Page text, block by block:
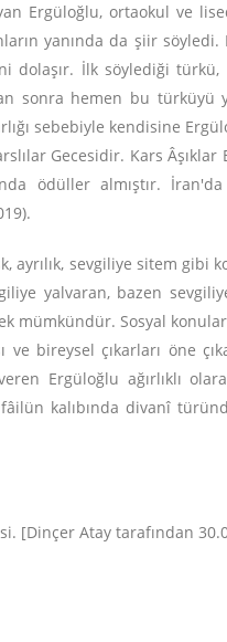
Ergüloğlu, ortaokul ve
yanında da şiir söyledi.
dolaşır. İlk söylediği
sonra hemen bu
sebebiyle kendisine
Gecesidir. Kars Âşıklar
ödüller almıştır.
sevgiliye sitem gibi
yalvaran, bazen
mümkündür. Sosyal
bireysel çıkarları öne
Ergüloğlu ağırlıklı
kalıbında divanî
[Dinçer Atay tarafından